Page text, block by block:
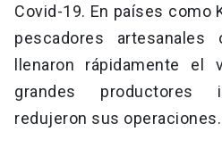
Covid-19. En países como
pescadores
llenaron rápidamente
grandes productores
redujeron sus operaciones.